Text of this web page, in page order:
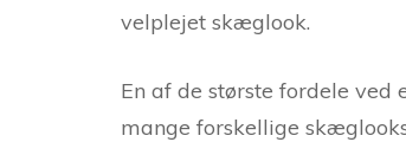
velplejet skæglook.
En af de største fordele
mange forskellige